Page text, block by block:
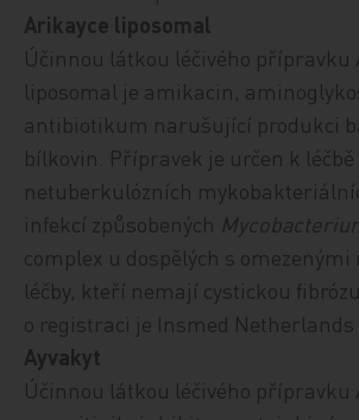
Arikayce liposomal
Účinnou látkou léčivého přípravku
liposomal je amikacin,
antibiotikum narušující produkci
bílkovin. Přípravek je určen k léčbě
netuberkulózních
infekcí způsobených
complex u dospělých s
léčby, kteří nemají cystickou
o registraci je Insmed Netherlands
Ayvakyt
Účinnou látkou léčivého přípravku